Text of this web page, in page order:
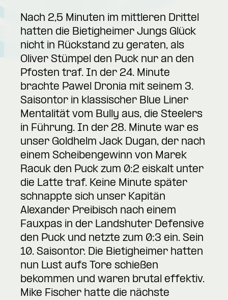
Nach 2,5 Minuten im mittleren Drittel
hatten die Bietigheimer Jungs Glück
nicht in Rückstand zu geraten, als
Oliver Stümpel den Puck nur an den
Pfosten traf. In der 24. Minute
brachte Pawel Dronia mit seinem 3.
Saisontor in klassischer Blue Liner
Mentalität vom Bully aus, die Steelers
in Führung. In der 28. Minute war es
unser Goldhelm Jack Dugan, der nach
einem Scheibengewinn von Marek
Racuk den Puck zum 0:2 eiskalt unter
die Latte traf. Keine Minute später
schnappte sich unser Kapitän
Alexander Preibisch nach einem
Fauxpas in der Landshuter Defensive
den Puck und netzte zum 0:3 ein. Sein
10. Saisontor. Die Bietigheimer hatten
nun Lust aufs Tore schießen
bekommen und waren brutal effektiv.
Mike Fischer hatte die nächste